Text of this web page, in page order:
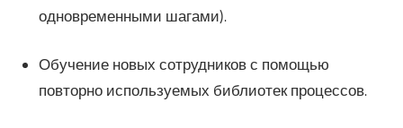
одновременными шагами).
Обучение новых сотрудников с помощью
повторно используемых библиотек процессов.